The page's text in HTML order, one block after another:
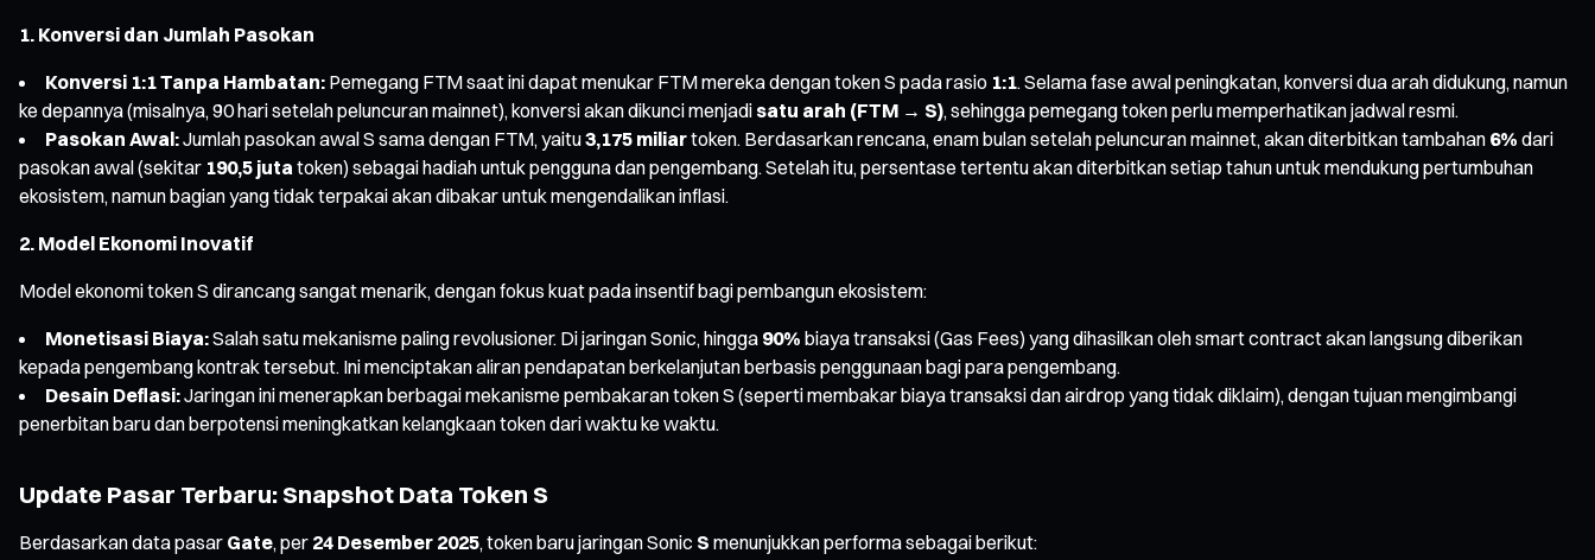
1. Konversi dan Jumlah Pasokan
Konversi 1:1 Tanpa Hambatan: Pemegang FTM saat ini dapat menukar FTM mereka dengan token S pada rasio 1:1. Selama fase awal peningkatan, konversi dua arah didukung, namun
ke depannya (misalnya, 90 hari setelah peluncuran mainnet), konversi akan dikunci menjadi satu arah (FTM → S), sehingga pemegang token perlu memperhatikan jadwal resmi.
Pasokan Awal:Jumlah pasokan awal S sama dengan FTM, yaitu3,175 miliartoken. Berdasarkan rencana, enam bulan setelah peluncuran mainnet, akan diterbitkan tambahan 6% dari
pasokan awal (sekitar 190,5 juta token) sebagai hadiah untuk pengguna dan pengembang. Setelah itu, persentase tertentu akan diterbitkan setiap tahun untuk mendukung pertumbuhan
ekosistem, namun bagian yang tidak terpakai akan dibakar untuk mengendalikan inflasi.
2. Model Ekonomi Inovatif
Model ekonomi token S dirancang sangat menarik, dengan fokus kuat pada insentif bagi pembangun ekosistem:
Monetisasi Biaya:Salah satu mekanisme paling revolusioner. Di jaringan Sonic, hingga 90% biaya transaksi (Gas Fees) yang dihasilkan oleh smart contract akan langsung diberikan
kepada pengembang kontrak tersebut. Ini menciptakan aliran pendapatan berkelanjutan berbasis penggunaan bagi para pengembang.
Desain Deflasi:Jaringan ini menerapkan berbagai mekanisme pembakaran token S (seperti membakar biaya transaksi dan airdrop yang tidak diklaim), dengan tujuan mengimbangi
penerbitan baru dan berpotensi meningkatkan kelangkaan token dari waktu ke waktu.
Update Pasar Terbaru: Snapshot Data Token S
Berdasarkan data pasar Gate, per 24 Desember 2025, token baru jaringan Sonic S menunjukkan performa sebagai berikut: